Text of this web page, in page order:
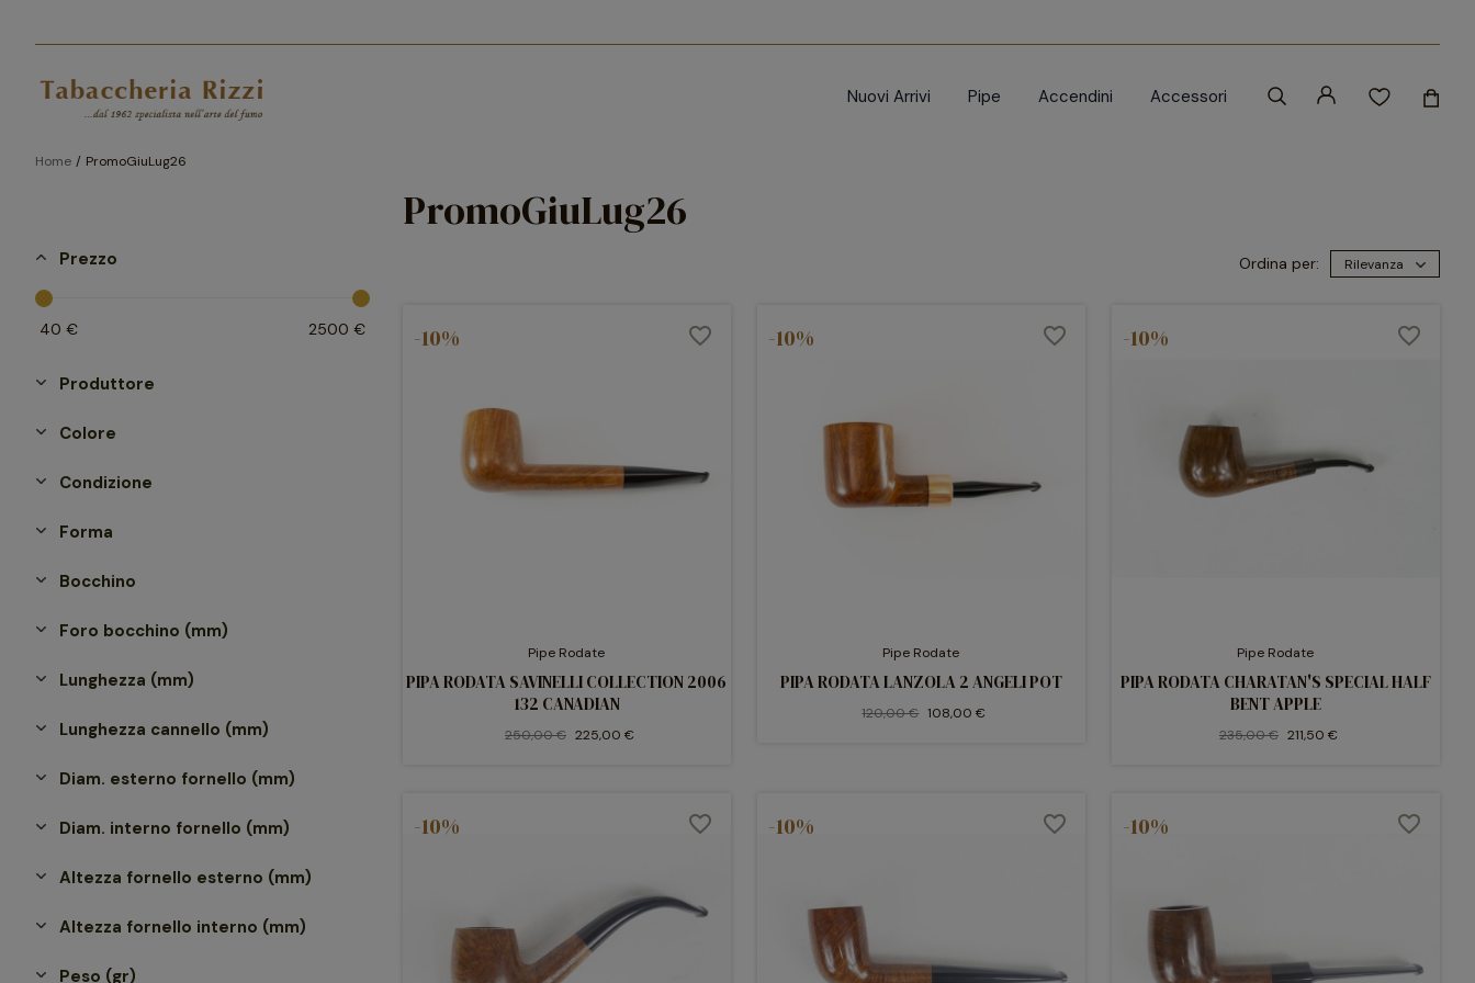
Nuovi Arrivi Pipe Accendini Accessori
Home PromoGiuLug26
Prezzo
40 € 2500 €
Produttore
Colore
Condizione
Forma
Bocchino
Foro bocchino (mm)
Lunghezza (mm)
Lunghezza cannello (mm)
Diam. esterno fornello (mm)
Diam. interno fornello (mm)
Altezza fornello esterno (mm)
Altezza fornello interno (mm)
Peso (gr)
PromoGiuLug26
Ordina per: Rilevanza
-10%
Pipe Rodate
PIPA RODATA SAVINELLI COLLECTION 2006
132 CANADIAN
250,00 € 225,00 €
favorite_border -10%
Pipe Rodate
PIPA RODATA LANZOLA 2 ANGELI POT
120,00 € 108,00 €
favorite_border -10%
Pipe Rodate
PIPA RODATA CHARATAN'S SPECIAL HALF
BENT APPLE
235,00 € 211,50 €
favorite_border
-10% favorite_border -10% favorite_border -10% favorite_border